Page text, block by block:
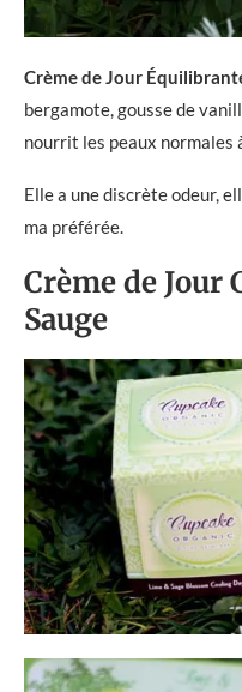
Crème de Jour
bergamote, gousse de
nourrit les peaux normales
Elle a une discrète odeur,
ma préférée.
Crème de
Sauge